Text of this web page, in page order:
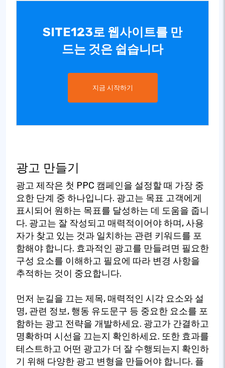
SITE123로 웹사이트를 만
드는 것은 쉽습니다
지금 시작하기
광고 만들기
광고 제작은 첫 PPC 캠페인을 설정할 때 가장 중
요한 단계 중 하나입니다. 광고는 목표 고객에게
표시되어 원하는 목표를 달성하는 데 도움을 줍니
다. 광고는 잘 작성되고 매력적이어야 하며, 사용
자가 찾고 있는 것과 일치하는 관련 키워드를 포
함해야 합니다. 효과적인 광고를 만들려면 필요한
구성 요소를 이해하고 필요에 따라 변경 사항을
추적하는 것이 중요합니다.
먼저 눈길을 끄는 제목, 매력적인 시각 요소와 설
명, 관련 정보, 행동 유도문구 등 중요한 요소를 포
함하는 광고 전략을 개발하세요. 광고가 간결하고
명확하며 시선을 끄는지 확인하세요. 또한 효과를
테스트하고 어떤 광고가 더 잘 수행되는지 확인하
기 위해 다양한 광고 변형을 만들어야 합니다. 플